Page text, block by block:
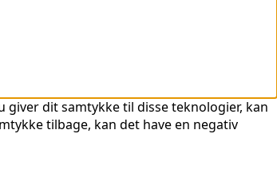
dit samtykke til disse teknologier, kan
tilbage, kan det have en negativ